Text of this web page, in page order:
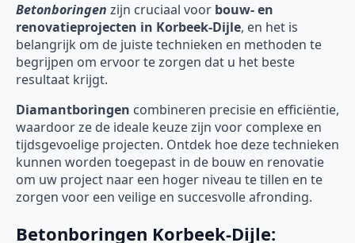
Betonboringen zijn cruciaal voor bouw- en
renovatieprojecten in Korbeek-Dijle, en het is
belangrijk om de juiste technieken en methoden te
begrijpen om ervoor te zorgen dat u het beste
resultaat krijgt.
Diamantboringen combineren precisie en efficiëntie,
waardoor ze de ideale keuze zijn voor complexe en
tijdsgevoelige projecten. Ontdek hoe deze technieken
kunnen worden toegepast in de bouw en renovatie
om uw project naar een hoger niveau te tillen en te
zorgen voor een veilige en succesvolle afronding.
Betonboringen Korbeek-Dijle: